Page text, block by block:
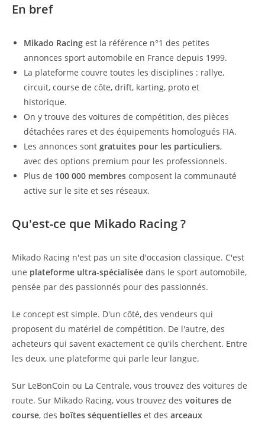
En bref
Mikado Racing est la référence n°1 des petites
annonces sport automobile en France depuis 1999.
La plateforme couvre toutes les disciplines : rallye,
circuit, course de côte, drift, karting, proto et
historique.
On y trouve des voitures de compétition, des pièces
détachées rares et des équipements homologués FIA.
Les annonces sont gratuites pour les particuliers,
avec des options premium pour les professionnels.
Plus de 100 000 membres composent la communauté
active sur le site et ses réseaux.
Qu'est-ce que Mikado Racing ?
Mikado Racing n'est pas un site d'occasion classique. C'est
une plateforme ultra-spécialisée dans le sport automobile,
pensée par des passionnés pour des passionnés.
Le concept est simple. D'un côté, des vendeurs qui
proposent du matériel de compétition. De l'autre, des
acheteurs qui savent exactement ce qu'ils cherchent. Entre
les deux, une plateforme qui parle leur langue.
Sur LeBonCoin ou La Centrale, vous trouvez des voitures de
route. Sur Mikado Racing, vous trouvez des voitures de
course, des boîtes séquentielles et des arceaux